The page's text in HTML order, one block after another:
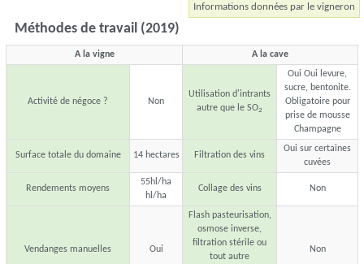
Informations données par le vigneron
Méthodes de travail (2019)
A la vigne A la cave
Activité de négoce ? Non
Utilisation d'intrants
autre que le SO2
Oui Oui levure,
sucre, bentonite.
Obligatoire pour
prise de mousse
Champagne
Surface totale du domaine 14 hectares Filtration des vins
Oui sur certaines
cuvées
Rendements moyens
55hl/ha
hl/ha
Collage des vins Non
Vendanges manuelles Oui
Flash pasteurisation,
osmose inverse,
filtration stérile ou
tout autre
Non